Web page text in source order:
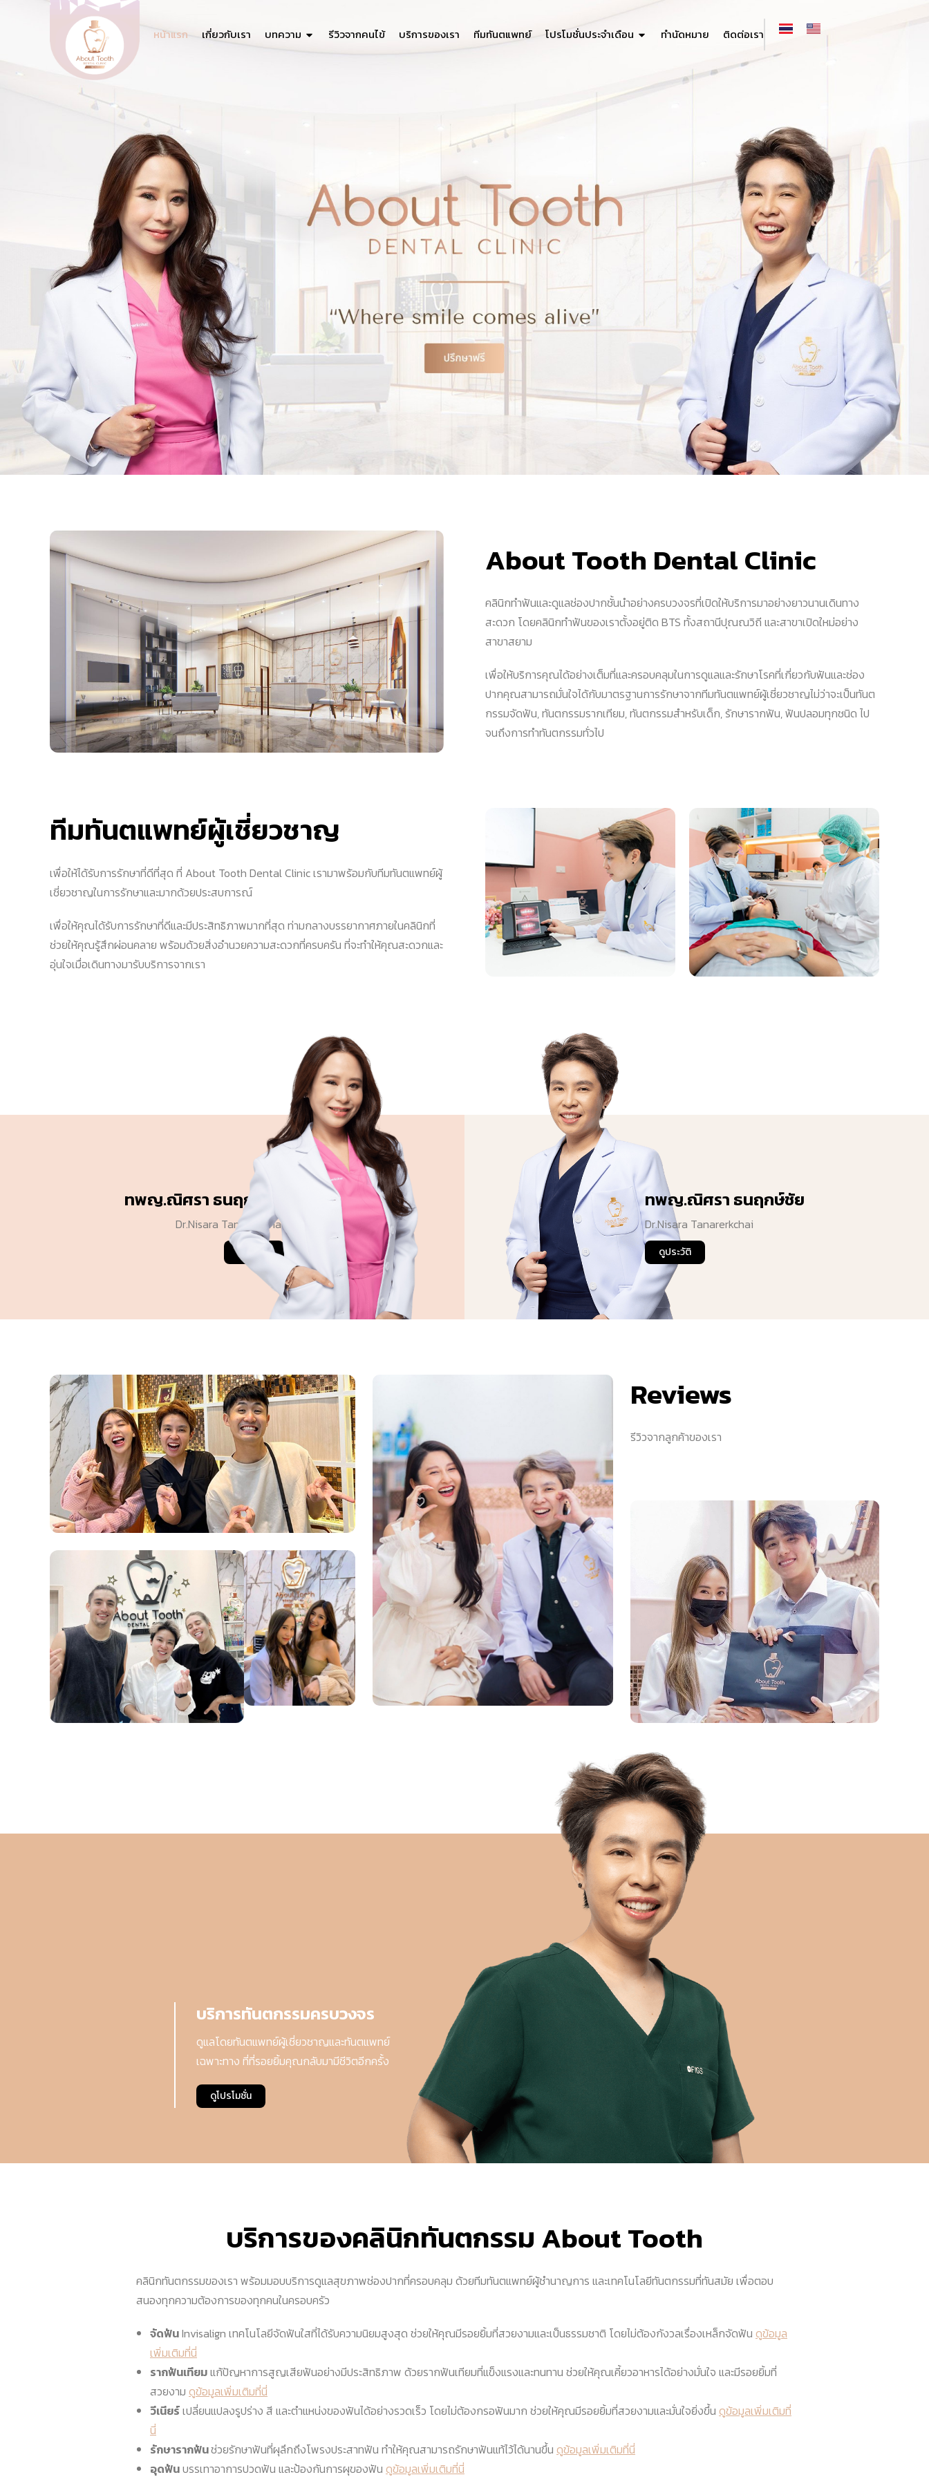
หน้าแรก เกี่ยวกับเรา บทความ รีวิวจากคนไข้ บริการของเรา ทีมทันตแพทย์ โปรโมชั่นประจำเดือน ทำนัดหมาย ติดต่อเรา
About Tooth Dental Clinic
คลินิกทำฟันและดูแลช่องปากชั้นนำอย่างครบวงจรที่เปิดให้บริการมาอย่างยาวนานเดินทาง
สะดวก โดยคลินิกทำฟันของเราตั้งอยู่ติด BTS ทั้งสถานีปุณณวิถี และสาขาเปิดใหม่อย่าง
สาขาสยาม
เพื่อให้บริการคุณได้อย่างเต็มที่และครอบคลุมในการดูแลและรักษาโรคที่เกี่ยวกับฟันและช่อง
ปากคุณสามารถมั่นใจได้กับมาตรฐานการรักษาจากทีมทันตแพทย์ผู้เชี่ยวชาญไม่ว่าจะเป็นทันต
กรรมจัดฟัน, ทันตกรรมรากเทียม, ทันตกรรมสำหรับเด็ก, รักษารากฟัน, ฟันปลอมทุกชนิด ไป
จนถึงการทำทันตกรรมทั่วไป
ทีมทันตแพทย์ผู้เชี่ยวชาญ
เพื่อให้ได้รับการรักษาที่ดีที่สุด ที่ About Tooth Dental Clinic เรามาพร้อมกับทีมทันตแพทย์ผู้
เชี่ยวชาญในการรักษาและมากด้วยประสบการณ์
เพื่อให้คุณได้รับการรักษาที่ดีและมีประสิทธิภาพมากที่สุด ท่ามกลางบรรยากาศภายในคลินิกที่
ช่วยให้คุณรู้สึกผ่อนคลาย พร้อมด้วยสิ่งอำนวยความสะดวกที่ครบครัน ที่จะทำให้คุณสะดวกและ
อุ่นใจเมื่อเดินทางมารับบริการจากเรา
ทพญ.ณิศรา ธนฤกษ์ชัย
Dr.Nisara Tanarerkchai
ดูประวัติ
ทพญ.ณิศรา ธนฤกษ์ชัย
Dr.Nisara Tanarerkchai
ดูประวัติ
Reviews
รีวิวจากลูกค้าของเรา
บริการทันตกรรมครบวงจร
ดูแลโดยทันตแพทย์ผู้เชี่ยวชาญและทันตแพทย์
เฉพาะทาง ที่ที่รอยยิ้มคุณกลับมามีชีวิตอีกครั้ง
ดูโปรโมชั่น
บริการของคลินิกทันตกรรม About Tooth
คลินิกทันตกรรมของเรา พร้อมมอบบริการดูแลสุขภาพช่องปากที่ครอบคลุม ด้วยทีมทันตแพทย์ผู้ชำนาญการ และเทคโนโลยีทันตกรรมที่ทันสมัย เพื่อตอบ
สนองทุกความต้องการของทุกคนในครอบครัว
จัดฟันInvisalign เทคโนโลยีจัดฟันใสที่ได้รับความนิยมสูงสุด ช่วยให้คุณมีรอยยิ้มที่สวยงามและเป็นธรรมชาติ โดยไม่ต้องกังวลเรื่องเหล็กจัดฟัน ดูข้อมูล
เพิ่มเติมที่นี่
รากฟันเทียมแก้ปัญหาการสูญเสียฟันอย่างมีประสิทธิภาพ ด้วยรากฟันเทียมที่แข็งแรงและทนทาน ช่วยให้คุณเคี้ยวอาหารได้อย่างมั่นใจ และมีรอยยิ้มที่
สวยงาม ดูข้อมูลเพิ่มเติมที่นี่
วีเนียร์เปลี่ยนแปลงรูปร่าง สี และตำแหน่งของฟันได้อย่างรวดเร็ว โดยไม่ต้องกรอฟันมาก ช่วยให้คุณมีรอยยิ้มที่สวยงามและมั่นใจยิ่งขึ้น ดูข้อมูลเพิ่มเติมที่
นี่
รักษารากฟันช่วยรักษาฟันที่ผุลึกถึงโพรงประสาทฟัน ทำให้คุณสามารถรักษาฟันแท้ไว้ได้นานขึ้น ดูข้อมูลเพิ่มเติมที่นี่
อุดฟันบรรเทาอาการปวดฟัน และป้องกันการผุของฟัน ดูข้อมูลเพิ่มเติมที่นี่